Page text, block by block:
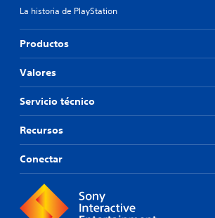
La historia de PlayStation
Productos
Valores
Servicio técnico
Recursos
Conectar